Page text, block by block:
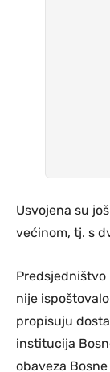
Usvojena su
većinom, tj. s
Predsjedništvo
nije
propisuju
institucija
obaveza